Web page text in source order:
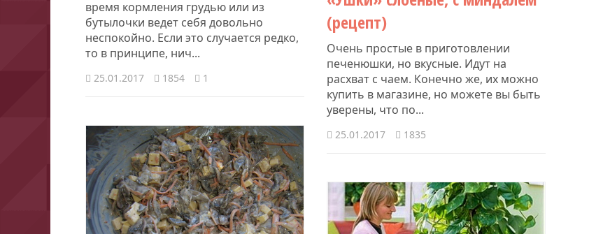
время кормления грудью или из
бутылочки ведет себя довольно
неспокойно. Если это случается редко,
то в принципе, нич...
25.01.2017 1854 1
(рецепт)
Очень простые в приготовлении
печенюшки, но вкусные. Идут на
расхват с чаем. Конечно же, их можно
купить в магазине, но можете вы быть
уверены, что по...
25.01.2017 1835